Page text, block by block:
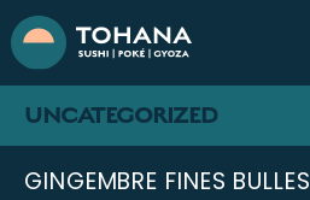
UNCATEGORIZED
GINGEMBRE FINES BULLES